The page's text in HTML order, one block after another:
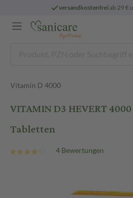
versandkostenfreiab 29 €
Vitamin D 4000
VITAMIN D3 HEVERT
Tabletten
4 Bewertungen